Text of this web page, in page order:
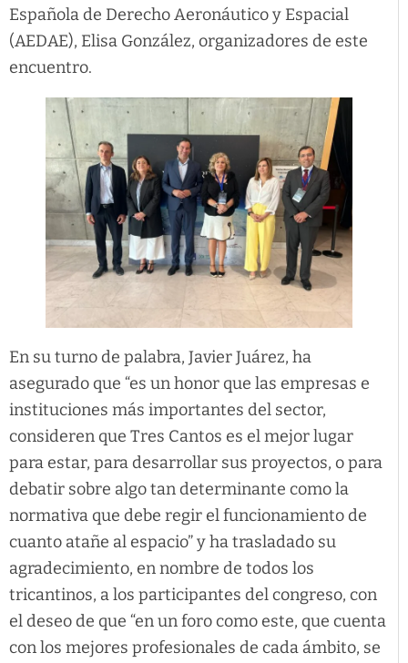
Española de Derecho Aeronáutico y Espacial
(AEDAE), Elisa González, organizadores de este
encuentro.
En su turno de palabra, Javier Juárez, ha
asegurado que “es un honor que las empresas e
instituciones más importantes del sector,
consideren que Tres Cantos es el mejor lugar
para estar, para desarrollar sus proyectos, o para
debatir sobre algo tan determinante como la
normativa que debe regir el funcionamiento de
cuanto atañe al espacio” y ha trasladado su
agradecimiento, en nombre de todos los
tricantinos, a los participantes del congreso, con
el deseo de que “en un foro como este, que cuenta
con los mejores profesionales de cada ámbito, se